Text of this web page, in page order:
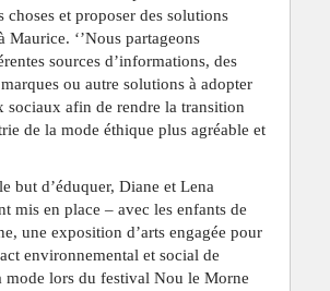
choses et proposer des solutions
Maurice. ‘’Nous partageons
sources d’informations, des
ou autre solutions à adopter
sociaux afin de rendre la transition
de la mode éthique plus agréable et
but d’éduquer, Diane et Lena
mis en place – avec les enfants de
une exposition d’arts engagée pour
environnemental et social de
mode lors du festival Nou le Morne